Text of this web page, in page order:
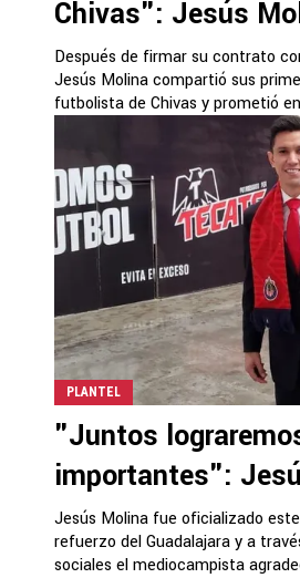
Chivas": Jesús
Después de firmar su contrato
Jesús Molina compartió sus
futbolista de Chivas y prometió
PLANTEL
"Juntos
importantes":
Jesús Molina fue oficializado
refuerzo del Guadalajara y a
sociales el mediocampista